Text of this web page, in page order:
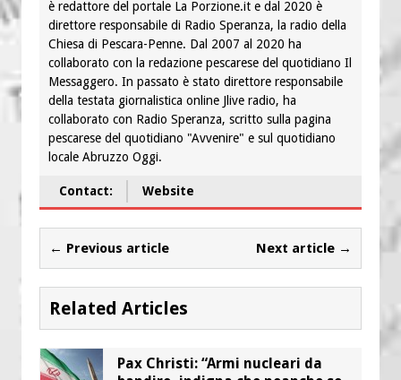
è redattore del portale La Porzione.it e dal 2020 è
direttore responsabile di Radio Speranza, la radio della
Chiesa di Pescara-Penne. Dal 2007 al 2020 ha
collaborato con la redazione pescarese del quotidiano Il
Messaggero. In passato è stato direttore responsabile
della testata giornalistica online Jlive radio, ha
collaborato con Radio Speranza, scritto sulla pagina
pescarese del quotidiano "Avvenire" e sul quotidiano
locale Abruzzo Oggi.
Contact: Website
← Previous article Next article →
Related Articles
Pax Christi: “Armi nucleari da